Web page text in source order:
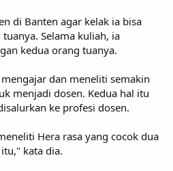
di Banten agar kelak ia bisa
Selama kuliah, ia
kedua orang tuanya.
dan meneliti semakin
menjadi dosen. Kedua hal itu
ke profesi dosen.
Hera rasa yang cocok dua
kata dia.